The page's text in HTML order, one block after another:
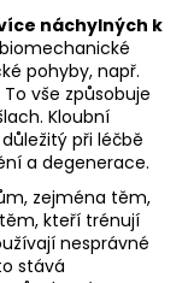
náchylných k
pohyby, např.
vše způsobuje
Kloubní
při léčbě
a degenerace.
zejména těm,
kteří trénují
nesprávné
stává